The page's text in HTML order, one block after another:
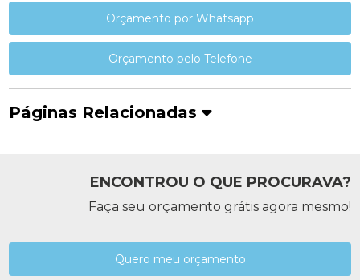
Orçamento por Whatsapp
Orçamento pelo Telefone
Páginas Relacionadas
ENCONTROU O QUE PROCURAVA?
Faça seu orçamento grátis agora mesmo!
Quero meu orçamento